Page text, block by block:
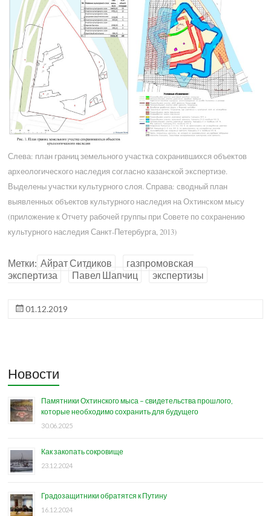
Слева: план границ земельного участка сохранившихся объектов
археологического наследия согласно казанской экспертизе.
Выделены участки культурного слоя. Справа: сводный план
выявленных объектов культурного наследия на Охтинском мысу
(приложение к Отчету рабочей группы при Совете по сохранению
культурного наследия Санкт-Петербурга, 2013)
Метки: Айрат Ситдиков
газпромовская
экспертиза
Павел Шапчиц экспертизы
01.12.2019
Новости
Памятники Охтинского мыса – свидетельства прошлого,
которые необходимо сохранить для будущего
30.06.2025
Как закопать сокровище
23.12.2024
Градозащитники обратятся к Путину
16.12.2024